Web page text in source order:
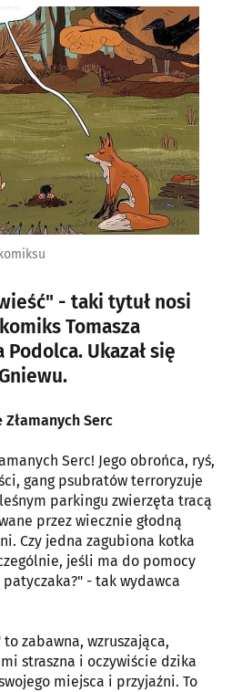
- taki tytuł nosi
Tomasza
Ukazał się
Serc
Serc! Jego obrońca, ryś,
gang psubratów terroryzuje
parkingu zwierzęta tracą
przez wiecznie głodną
Czy jedna zagubiona kotka
jeśli ma do pomocy
- tak wydawca
zabawna, wzruszająca,
straszna i oczywiście dzika
miejsca i przyjaźni. To